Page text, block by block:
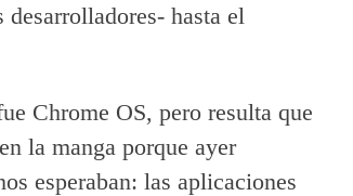
hasta el
Chrome OS, pero resulta que
la manga porque ayer
esperaban: las aplicaciones